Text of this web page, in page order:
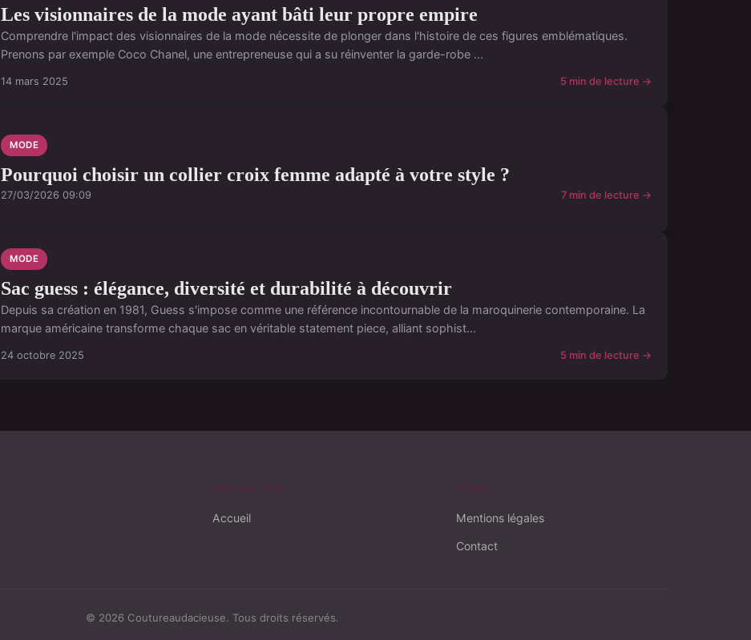
Les visionnaires de la mode ayant bâti leur propre empire
Comprendre l'impact des visionnaires de la mode nécessite de plonger dans l'histoire de ces figures emblématiques.
Prenons par exemple Coco Chanel, une entrepreneuse qui a su réinventer la garde-robe ...
14 mars 2025 5 min de lecture →
MODE
Pourquoi choisir un collier croix femme adapté à votre style ?
27/03/2026 09:09 7 min de lecture →
MODE
Sac guess : élégance, diversité et durabilité à découvrir
Depuis sa création en 1981, Guess s'impose comme une référence incontournable de la maroquinerie contemporaine. La
marque américaine transforme chaque sac en véritable statement piece, alliant sophist...
24 octobre 2025 5 min de lecture →
NAVIGATION
Accueil
LÉGAL
Mentions légales
Contact
© 2026 Coutureaudacieuse. Tous droits réservés.